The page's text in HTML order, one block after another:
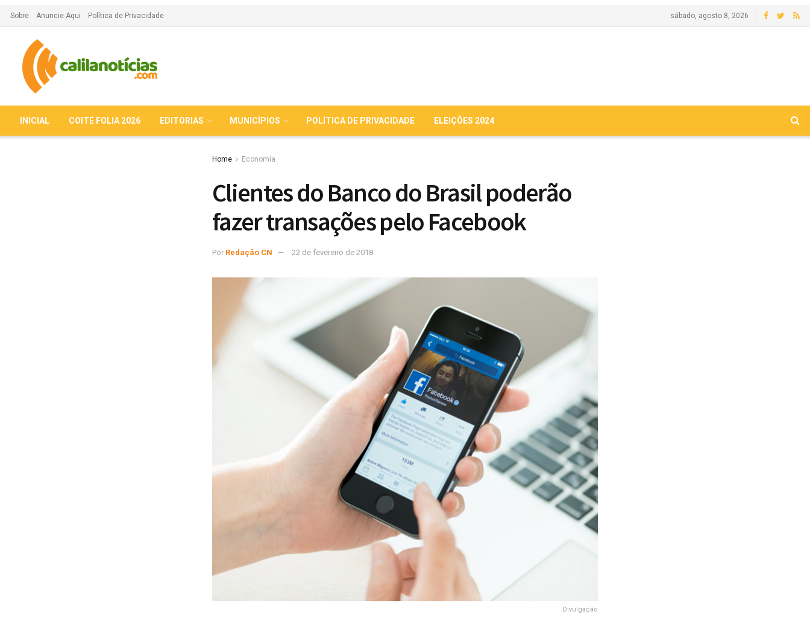
Sobre Anuncie Aqui Política de Privacidade sábado, agosto 8, 2026
INICIAL COITÉ FOLIA 2026 EDITORIAS MUNICÍPIOS POLÍTICA DE PRIVACIDADE ELEIÇÕES 2024
Home Economia
Clientes do Banco do Brasil poderão
fazer transações pelo Facebook
Por Redação CN 22 de fevereiro de 2018
Divulgação